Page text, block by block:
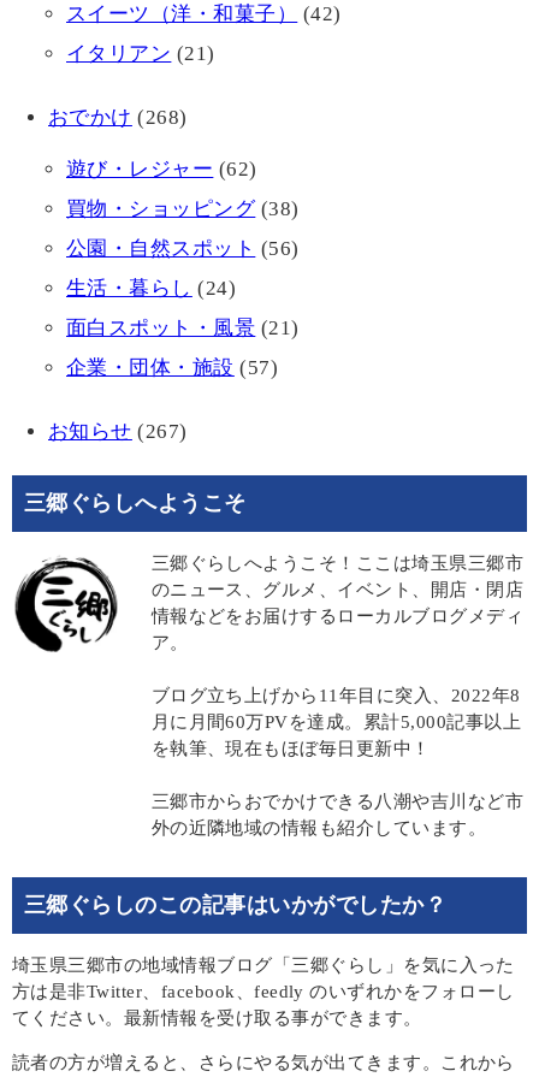
スイーツ（洋・和菓子）
(42)
イタリアン (21)
おでかけ (268)
遊び・レジャー (62)
買物・ショッピング(38)
公園・自然スポット (56)
生活・暮らし (24)
面白スポット・風景 (21)
企業・団体・施設 (57)
お知らせ (267)
三郷ぐらしへようこそ
三郷ぐらしへようこそ！ここは埼玉県三郷市
のニュース、グルメ、イベント、開店・閉店
情報などをお届けするローカルブログメディ
ア。
ブログ立ち上げから11年目に突入、2022年8
月に月間60万PVを達成。累計5,000記事以上
を執筆、現在もほぼ毎日更新中！
三郷市からおでかけできる八潮や吉川など市
外の近隣地域の情報も紹介しています。
三郷ぐらしのこの記事はいかがでしたか？
埼玉県三郷市の地域情報ブログ「三郷ぐらし」を気に入った
方は是非Twitter、facebook、feedly のいずれかをフォローし
てください。最新情報を受け取る事ができます。
読者の方が増えると、さらにやる気が出てきます。これから